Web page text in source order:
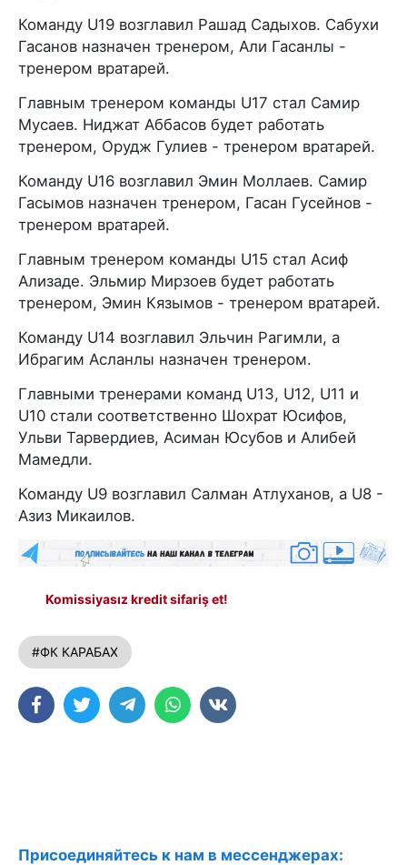
Команду U19 возглавил Рашад Садыхов. Сабухи
Гасанов назначен тренером, Али Гасанлы -
тренером вратарей.
Главным тренером команды U17 стал Самир
Мусаев. Ниджат Аббасов будет работать
тренером, Орудж Гулиев - тренером вратарей.
Команду U16 возглавил Эмин Моллаев. Самир
Гасымов назначен тренером, Гасан Гусейнов -
тренером вратарей.
Главным тренером команды U15 стал Асиф
Ализаде. Эльмир Мирзоев будет работать
тренером, Эмин Кязымов - тренером вратарей.
Команду U14 возглавил Эльчин Рагимли, а
Ибрагим Асланлы назначен тренером.
Главными тренерами команд U13, U12, U11 и
U10 стали соответственно Шохрат Юсифов,
Ульви Тарвердиев, Асиман Юсубов и Алибей
Мамедли.
Команду U9 возглавил Салман Атлуханов, а U8 -
Азиз Микаилов.
Komissiyasız kredit sifariş et!
#ФК КАРАБАХ
Присоединяйтесь к нам в мессенджерах: